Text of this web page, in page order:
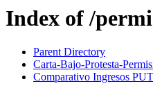
Index of /
Parent Directory
Carta-Bajo-Protesta-
Comparativo Ingresos